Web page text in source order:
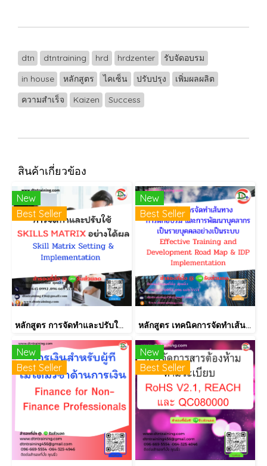
dtn dtntraining hrd hrdzenter
รับจัดอบรม
in house
หลักสูตร ไคเซ็น ปรับปรุง
เพิ่มผลผลิต
ความสำเร็จ
Kaizen Success
สินค้าเกี่ยวข้อง
New
Best Seller
หลักสูตร การจัดทำและปรับใช้ SKILLS MATRIX อย่างได้ผล Skill Matrix Setting & Implementation
New
Best Seller
หลักสูตร เทคนิคการจัดทำเส้นทางการฝึกอบรม และการพัฒนาบุคลากร เป็นรายบุคคลอย่างเป็นระบบ Effective Training and Development Road Map & IDP Implementation
New
Best Seller
New
Best Seller